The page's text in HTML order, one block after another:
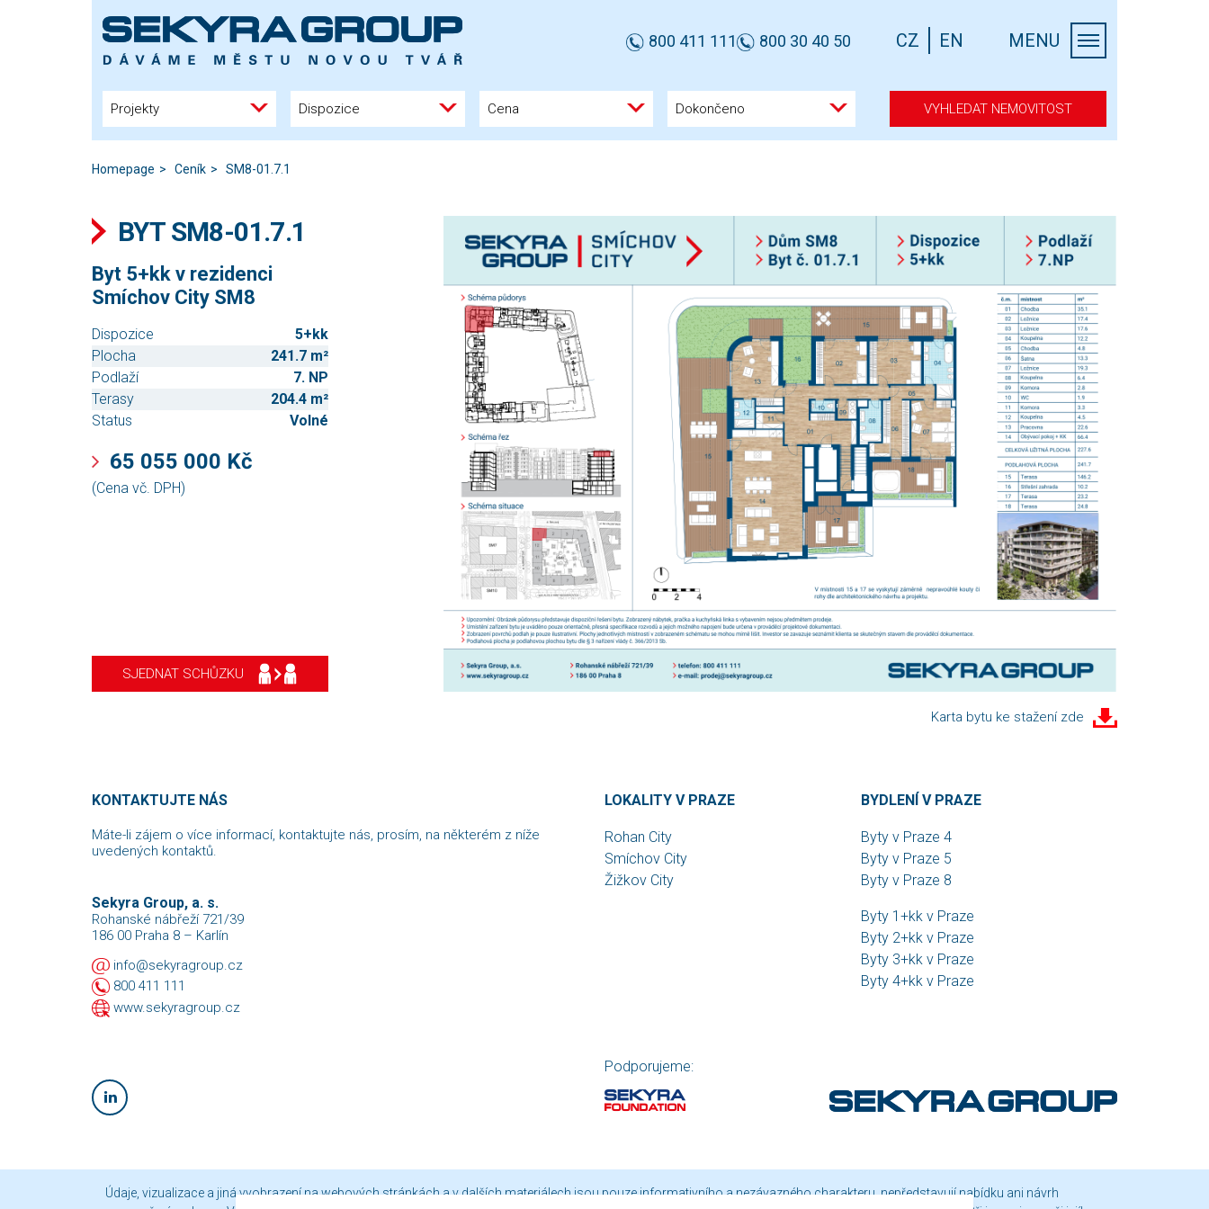
800 411 111 800 30 40 50 CZ EN MENU
Projekty Dispozice Cena Dokončeno VYHLEDAT NEMOVITOST
Homepage Ceník SM8-01.7.1
BYT SM8-01.7.1
Byt 5+kk v rezidenci
Smíchov City SM8
Dispozice
5+kk
Plocha
241.7 m²
Podlaží
7. NP
Terasy
204.4 m²
Status
Volné
65 055 000 Kč
(Cena vč. DPH)
SJEDNAT SCHŮZKU
Karta bytu ke stažení zde
KONTAKTUJTE NÁS
Máte-li zájem o více informací, kontaktujte nás, prosím, na některém z níže
uvedených kontaktů.
Sekyra Group, a. s.
Rohanské nábřeží 721/39
186 00 Praha 8 – Karlín
info@sekyragroup.cz
800 411 111
www.sekyragroup.cz
LOKALITY V PRAZE
Rohan City
Smíchov City
Žižkov City
BYDLENÍ V PRAZE
Byty v Praze 4
Byty v Praze 5
Byty v Praze 8
Byty 1+kk v Praze
Byty 2+kk v Praze
Byty 3+kk v Praze
Byty 4+kk v Praze
Podporujeme:
Údaje, vizualizace a jiná vyobrazení na webových stránkách a v dalších materiálech jsou pouze informativního a nezávazného charakteru, nepředstavují nabídku ani návrh